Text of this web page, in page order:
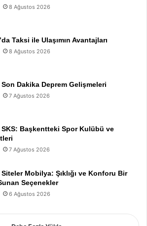
8 Ağustos 2026
Taksi ile Ulaşımın Avantajları
8 Ağustos 2026
Dakika Deprem Gelişmeleri
7 Ağustos 2026
SKS: Başkentteki Spor Kulübü ve
7 Ağustos 2026
Mobilya: Şıklığı ve Konforu Bir
Seçenekler
6 Ağustos 2026